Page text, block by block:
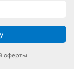
оферты